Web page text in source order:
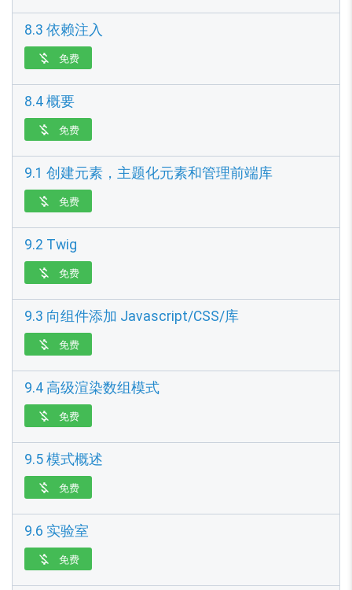
8.3 依赖注入
 免费
8.4 概要
 免费
9.1 创建元素，主题化元素和管理前端库
 免费
9.2 Twig
 免费
9.3 向组件添加 Javascript/CSS/库
 免费
9.4 高级渲染数组模式
 免费
9.5 模式概述
 免费
9.6 实验室
 免费